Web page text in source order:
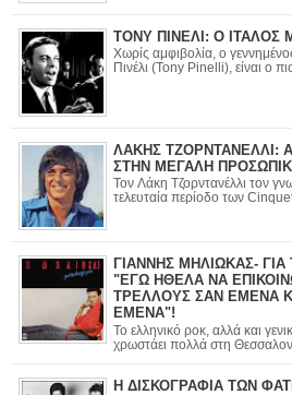
ΤΟΝΥ ΠΙΝΕΛΙ: Ο
Χωρίς αμφιβολία, ο
Πινέλι (Tony Pinelli), είναι ο πιο
ΛΑΚΗΣ ΤΖΟΡΝΤΑΝΕΛΛΙ:
ΣΤΗΝ ΜΕΓΑΛΗ
Τον Λάκη Τζορντανέλλι τον γνωρίσαμε σαν τραγουδιστή την
τελευταία περίοδο των
ΓΙΑΝΝΗΣ ΜΗΛΙΩΚΑΣ-
"ΕΓΩ ΗΘΕΛΑ ΝΑ
ΤΡΕΛΛΟΥΣ ΣΑΝ ΕΜΕΝΑ ΚΑΙ ΒΡΗΚΑ 8.000.000 ΣΑΝ
ΕΜΕΝΑ"!
Το ελληνικό ροκ, αλλά και
χρωστάει πολλά στη
Η ΔΙΣΚΟΓΡΑΦΙΑ ΤΩΝ